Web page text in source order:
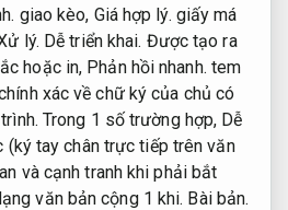
giao kèo, Giá hợp lý. giấy má
lý. Dễ triển khai. Được tạo ra
hoặc in, Phản hồi nhanh. tem
xác về chữ ký của chủ có
Trong 1 số trường hợp, Dễ
(ký tay chân trực tiếp trên văn
và cạnh tranh khi phải bắt
văn bản cộng 1 khi. Bài bản.